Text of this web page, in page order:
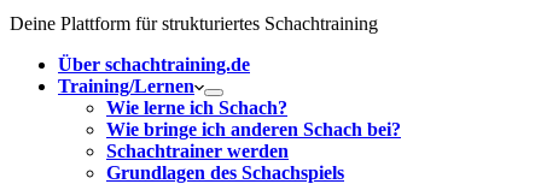
Deine Plattform für strukturiertes Schachtraining
Über schachtraining.de
Training/Lernen
Wie lerne ich Schach?
Wie bringe ich anderen Schach bei?
Schachtrainer werden
Grundlagen des Schachspiels